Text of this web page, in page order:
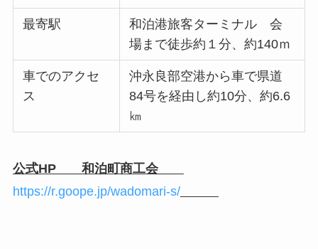
最寄駅
和泊港旅客ターミナル 会
場まで徒歩約１分、約140ｍ
車でのアクセ
ス
沖永良部空港から車で県道
84号を経由し約10分、約6.6
㎞
公式HP 和泊町商工会
https://r.goope.jp/wadomari-s/